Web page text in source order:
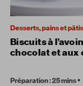
Desserts, pains et
Biscuits à
chocolat et aux
Préparation : 25 mins